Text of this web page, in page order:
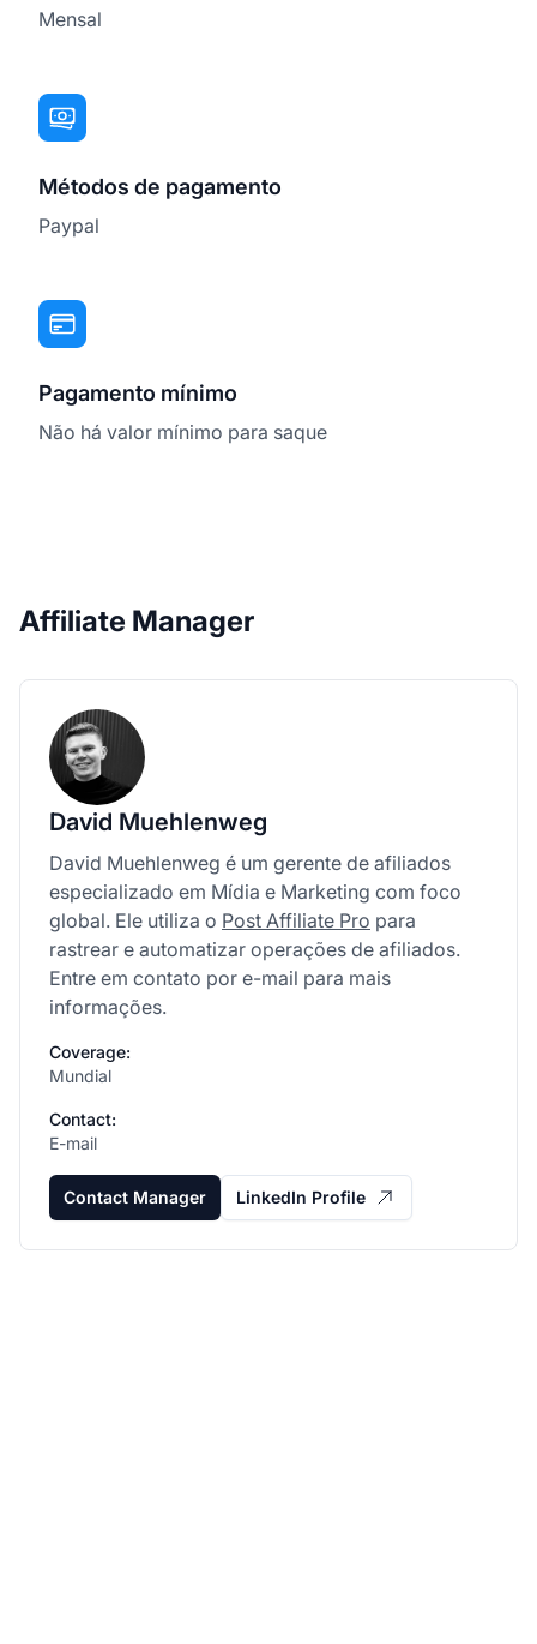
Mensal
Métodos de pagamento
Paypal
Pagamento mínimo
Não há valor mínimo para saque
Affiliate Manager
David Muehlenweg
David Muehlenweg é um gerente de afiliados
especializado em Mídia e Marketing com foco
global. Ele utiliza o Post Affiliate Pro para
rastrear e automatizar operações de afiliados.
Entre em contato por e-mail para mais
informações.
Coverage:
Mundial
Contact:
E-mail
Contact Manager LinkedIn Profile